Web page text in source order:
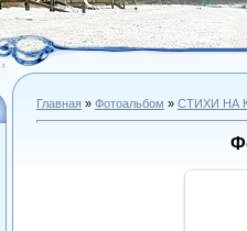
Главная » Фотоальбом » СТИХИ НА